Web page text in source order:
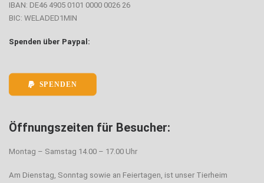
IBAN: DE46 4905 0101 0000 0026 26
BIC: WELADED1MIN
Spenden über Paypal:
SPENDEN
Öffnungszeiten für Besucher:
Montag – Samstag 14.00 – 17.00 Uhr
Am Dienstag, Sonntag sowie an Feiertagen, ist unser Tierheim